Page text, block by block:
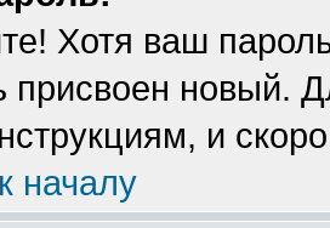
Хотя ваш
присвоен новый.
и
началу